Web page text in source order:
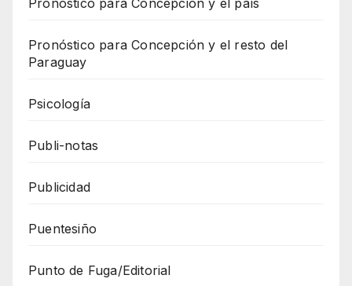
Pronóstico para Concepción y el resto del
Paraguay
Psicología
Publi-notas
Publicidad
Puentesiño
Punto de Fuga/Editorial